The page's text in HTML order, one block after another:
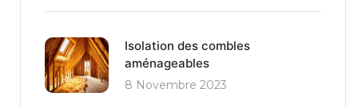
Isolation des combles
aménageables
8 Novembre 2023